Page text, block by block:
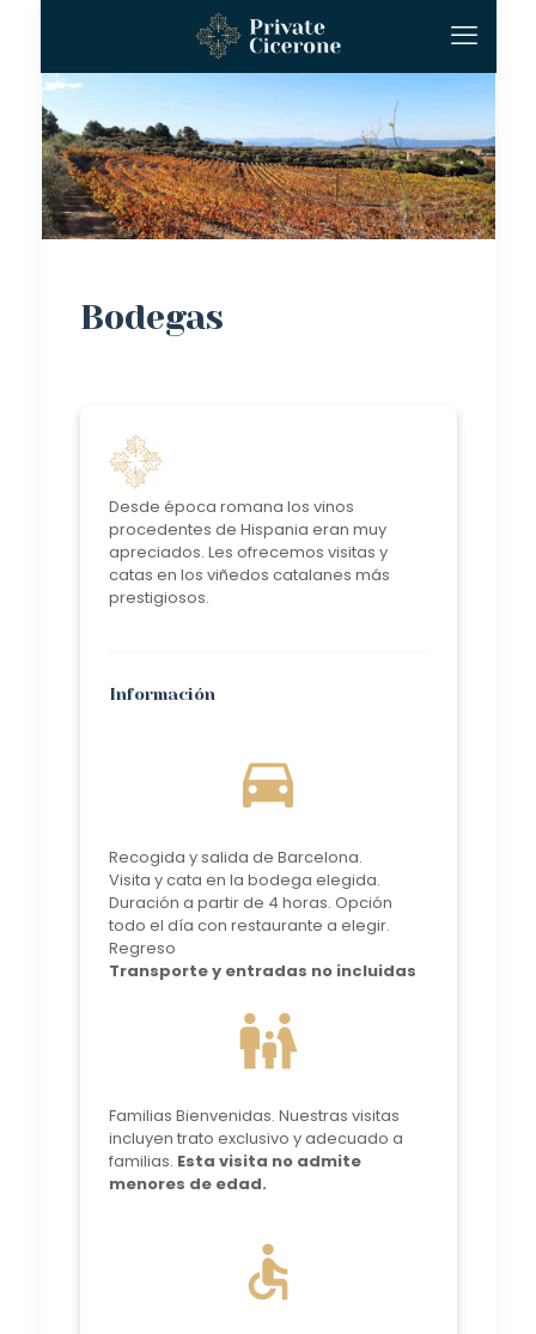
Bodegas
Desde época romana los vinos
procedentes de Hispania eran muy
apreciados. Les ofrecemos visitas y
catas en los viñedos catalanes más
prestigiosos.
Información
directions_car
Recogida y salida de Barcelona.
Visita y cata en la bodega elegida.
Duración a partir de 4 horas. Opción
todo el día con restaurante a elegir.
Regreso
Transporte y entradas no incluidas
family_restroom
Familias Bienvenidas. Nuestras visitas
incluyen trato exclusivo y adecuado a
familias. Esta visita no admite
menores de edad.
accessible